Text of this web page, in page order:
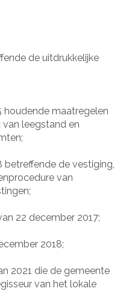
de uitdrukkelijke
houdende maatregelen
leegstand en
de vestiging,
van
22 december 2017;
2018;
2021 die de gemeente
van het lokale